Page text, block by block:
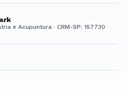
e Acupuntura · CRM-SP: 157730